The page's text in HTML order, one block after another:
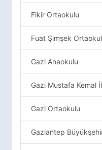
Fikir Ortaokulu
Fuat Şimşek
Gazi Anaokulu
Gazi Mustafa Kemal
Gazi Ortaokulu
Gaziantep